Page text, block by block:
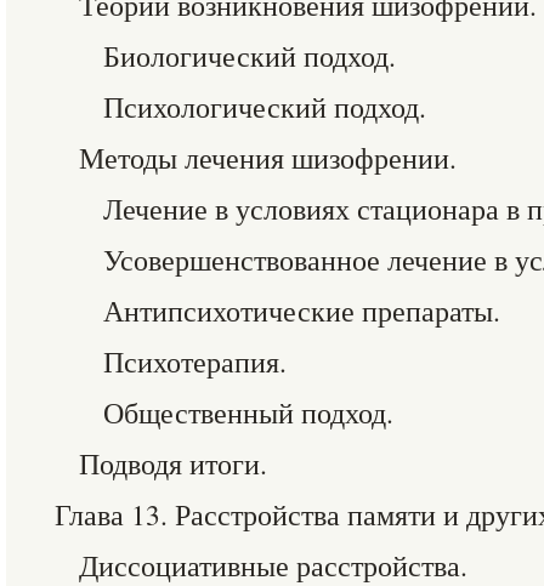
Биологический подход.
Психологический подход.
Методы лечения шизофрении.
Лечение в условиях стационара в
Усовершенствованное лечение в
Антипсихотические препараты.
Психотерапия.
Общественный подход.
Подводя итоги.
Глава 13. Расстройства памяти и
Диссоциативные расстройства.